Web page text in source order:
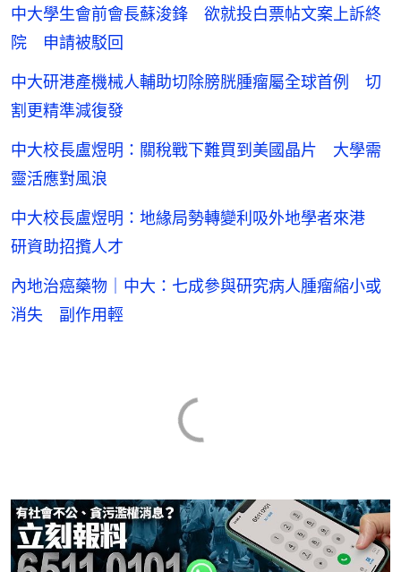
中大學生會前會長蘇浚鋒 欲就投白票帖文案上訴終
院 申請被駁回
中大研港產機械人輔助切除膀胱腫瘤屬全球首例 切
割更精準減復發
中大校長盧煜明：關稅戰下難買到美國晶片 大學需
靈活應對風浪
中大校長盧煜明：地緣局勢轉變利吸外地學者來港
研資助招攬人才
內地治癌藥物｜中大：七成參與研究病人腫瘤縮小或
消失 副作用輕